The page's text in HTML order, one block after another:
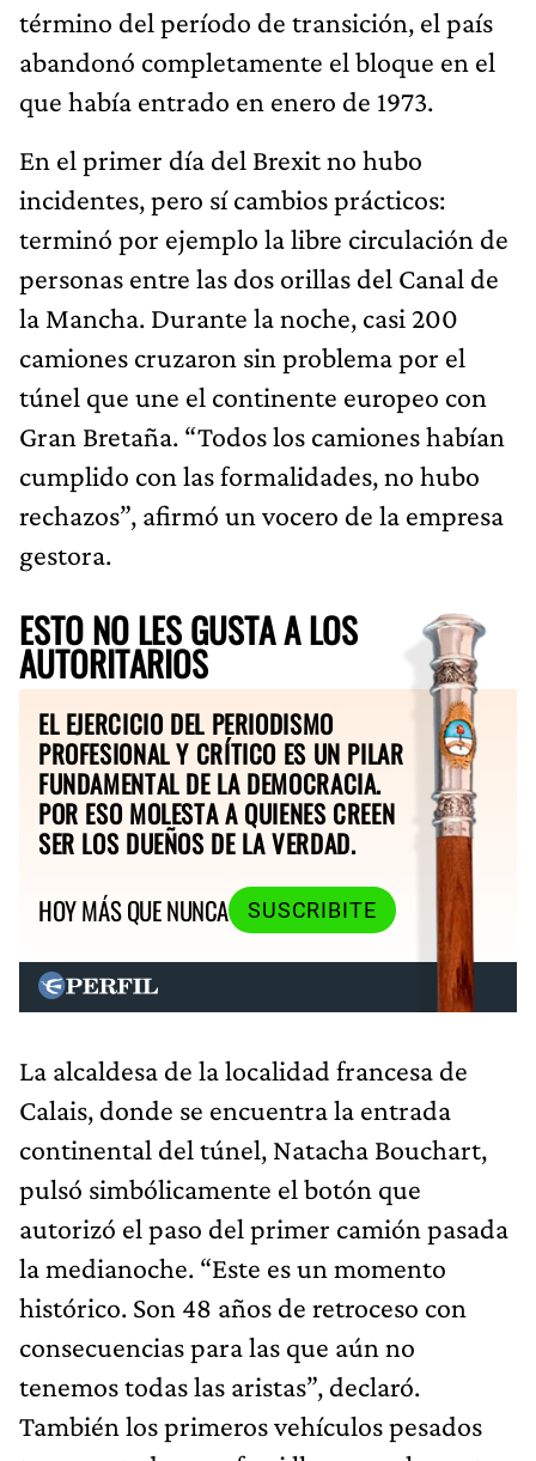
término del período de transición, el país
abandonó completamente el bloque en el
que había entrado en enero de 1973.
En el primer día del Brexit no hubo
incidentes, pero sí cambios prácticos:
terminó por ejemplo la libre circulación de
personas entre las dos orillas del Canal de
la Mancha. Durante la noche, casi 200
camiones cruzaron sin problema por el
túnel que une el continente europeo con
Gran Bretaña. “Todos los camiones habían
cumplido con las formalidades, no hubo
rechazos”, afirmó un vocero de la empresa
gestora.
ESTO NO LES GUSTA A LOS
AUTORITARIOS
EL EJERCICIO DEL PERIODISMO
PROFESIONAL Y CRÍTICO ES UN PILAR
FUNDAMENTAL DE LA DEMOCRACIA.
POR ESO MOLESTA A QUIENES CREEN
SER LOS DUEÑOS DE LA VERDAD.
HOY MÁS QUE NUNCA
SUSCRIBITE
La alcaldesa de la localidad francesa de
Calais, donde se encuentra la entrada
continental del túnel, Natacha Bouchart,
pulsó simbólicamente el botón que
autorizó el paso del primer camión pasada
la medianoche. “Este es un momento
histórico. Son 48 años de retroceso con
consecuencias para las que aún no
tenemos todas las aristas”, declaró.
También los primeros vehículos pesados